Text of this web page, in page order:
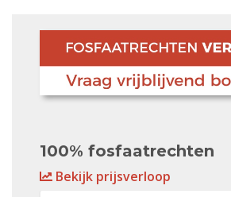
100% fosfaatrechten
Bekijk prijsverloop